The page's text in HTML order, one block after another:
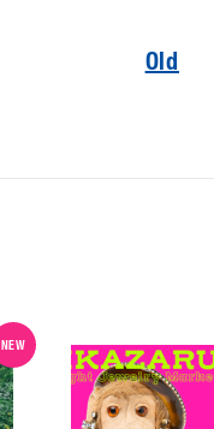
Old
NEW